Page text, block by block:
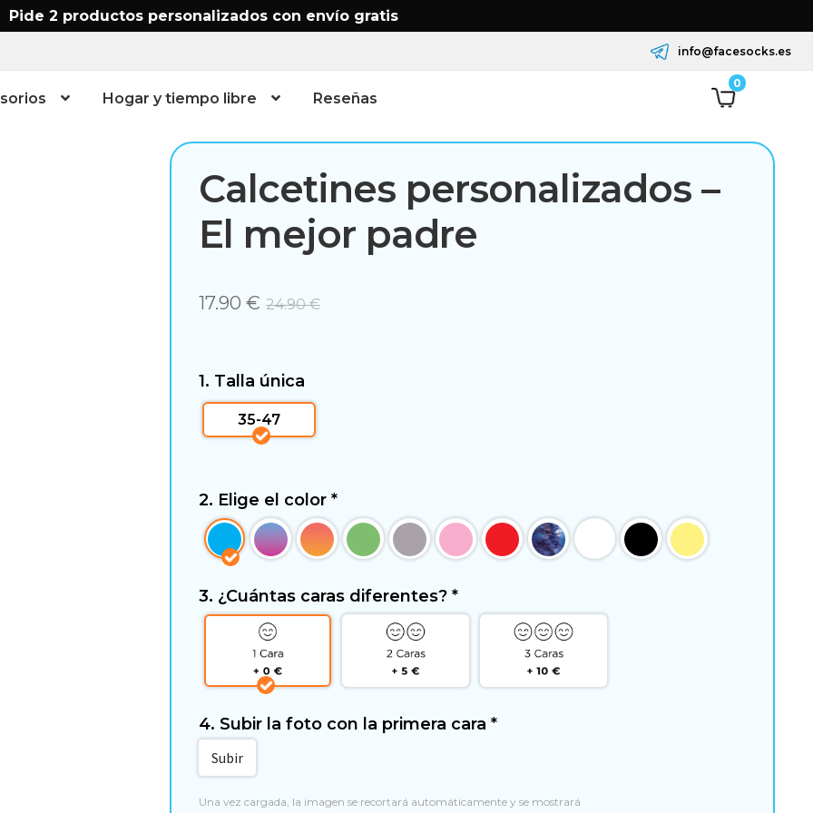
Pide 2 productos personalizados con envío gratis
info@facesocks.es
Hogar y tiempo libre Reseñas
0
– El mejor padre
Calcetines personalizados –
El mejor padre
17.90 € 24.90€
1. Talla única
35-47
2. Elige el color *
3. ¿Cuántas caras diferentes? *
4. Subir la foto con la primera cara *
Subir
Una vez cargada, la imagen se recortará automáticamente y se mostrará